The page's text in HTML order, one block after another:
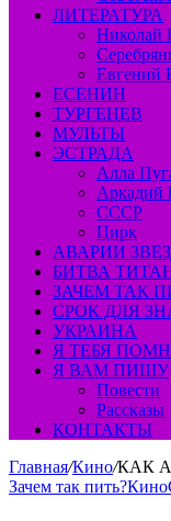
ЛИТЕРАТУРА
Николай
Евгений
ЕСЕНИН
ТУРГЕНЕВ
МУЛЬТЫ
ЭСТРАДА
Алла
Аркадий
СССР
Цирк
АВАРИИ
БИТВА
ЗАЧЕМ ТАК
СРОК ДЛЯ
УКРАИНА
Я ТЕБЯ
Я ВАМ ПИШУ
Повести
Рассказы
КОНТАКТЫ
Главная/Кино/КАК
Зачем так пить?Кино